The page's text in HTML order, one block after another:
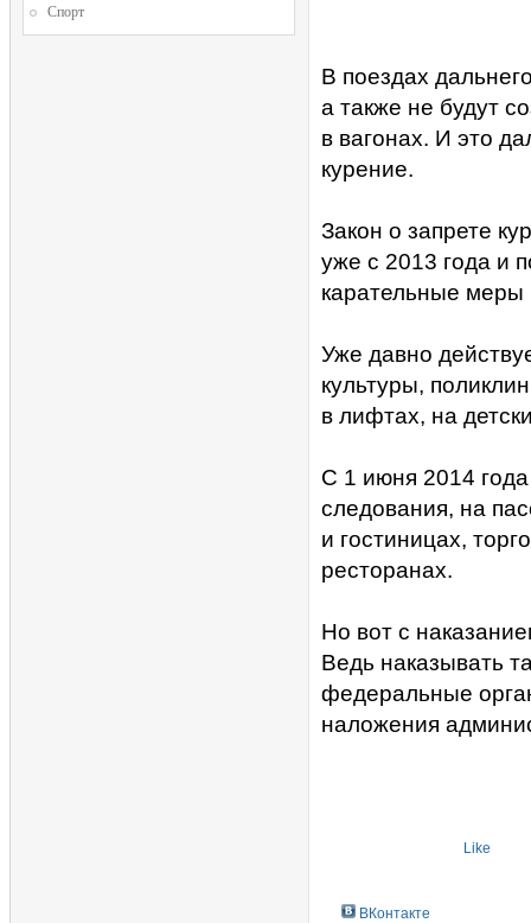
В поездах
а также не будут
в вагонах. И это
курение.
Закон о запрете
уже с 2013 года и
карательные меры
Уже давно
культуры,
в лифтах, на
С 1 июня 2014
следования, на
и гостиницах,
ресторанах.
Но вот с
Ведь наказывать
федеральные
наложения
Like
ВКонтакте
Спорт